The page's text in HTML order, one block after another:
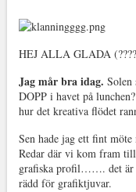
HEJ ALLA GLADA
Jag mår bra idag. Solen
DOPP i havet på
hur det kreativa flödet
Sen hade jag ett fint
Redar där vi kom fram
grafiska profil……. det är
rädd för grafiktjuvar.